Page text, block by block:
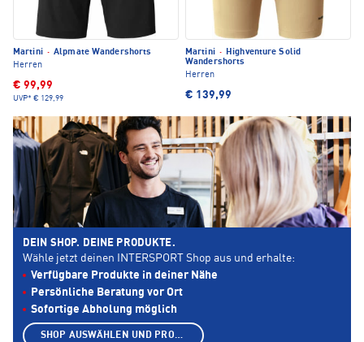
Martini · Alpmate Wandershorts
Herren
€ 99,99
UVP* € 129,99
Martini ·
Highventure Solid
Wandershorts
Herren
€ 139,99
DEIN SHOP. DEINE PRODUKTE.
Wähle jetzt deinen INTERSPORT Shop aus und erhalte:
Verfügbare Produkte in deiner Nähe
Persönliche Beratung vor Ort
Sofortige Abholung möglich
SHOP AUSWÄHLEN UND PRODUKTE ANZEIGEN